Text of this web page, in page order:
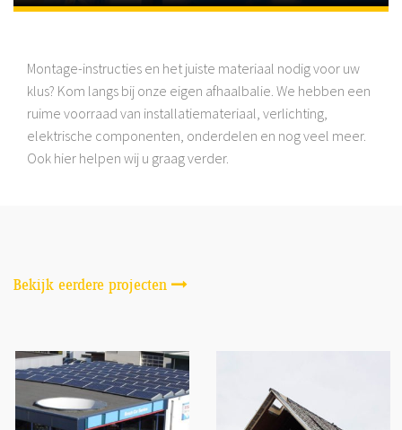
Montage-instructies en het juiste materiaal nodig voor uw
klus? Kom langs bij onze eigen afhaalbalie. We hebben een
ruime voorraad van installatiemateriaal, verlichting,
elektrische componenten, onderdelen en nog veel meer.
Ook hier helpen wij u graag verder.
Bekijk eerdere projecten